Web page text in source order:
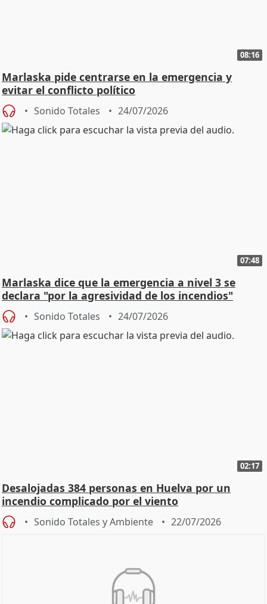
08:16
Marlaska pide centrarse en la emergencia y
evitar el conflicto político
Sonido Totales 24/07/2026
07:48
Marlaska dice que la emergencia a nivel 3 se
declara "por la agresividad de los incendios"
Sonido Totales 24/07/2026
02:17
Desalojadas 384 personas en Huelva por un
incendio complicado por el viento
Sonido Totales y Ambiente 22/07/2026